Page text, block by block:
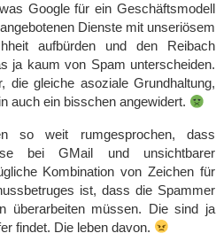
Google für ein Geschäftsmodell
Dienste mit unseriösem
aufbürden und den Reibach
ja kaum von Spam unterscheiden.
die gleiche asoziale Grundhaltung,
auch ein bisschen angewidert.
so weit rumgesprochen, dass
bei GMail und unsichtbarer
Kombination von Zeichen für
ist, dass die Spammer
überarbeiten müssen. Die sind ja
findet. Die leben davon.